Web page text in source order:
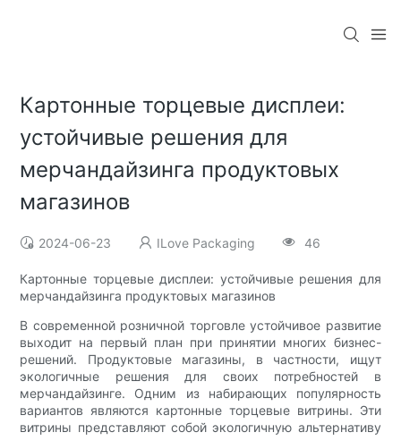
Картонные торцевые дисплеи:
устойчивые решения для
мерчандайзинга продуктовых
магазинов
2024-06-23 ILove Packaging 46
Картонные торцевые дисплеи: устойчивые решения для
мерчандайзинга продуктовых магазинов
В современной розничной торговле устойчивое развитие
выходит на первый план при принятии многих бизнес-
решений. Продуктовые магазины, в частности, ищут
экологичные решения для своих потребностей в
мерчандайзинге. Одним из набирающих популярность
вариантов являются картонные торцевые витрины. Эти
витрины представляют собой экологичную альтернативу